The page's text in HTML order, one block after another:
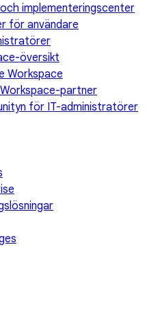
implementeringscenter
för användare
översikt
Workspace
partner
för IT-administratörer